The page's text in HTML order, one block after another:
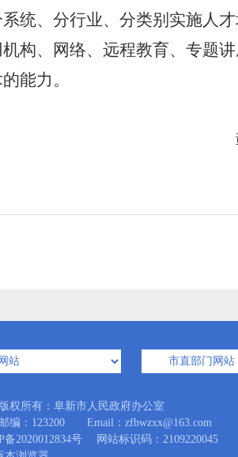
统、分行业、分类别实施人
构、网络、远程教育、专题
能力。
县人力资源
所有：阜新市人民政府办公室
：123200 Email：zfbwzxx@163.com
备2020012834号 网站标识码：2109220045